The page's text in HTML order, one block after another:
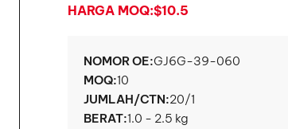
HARGA MOQ:$10.5
NOMOR OE:GJ6G-39-060
MOQ:10
JUMLAH/CTN:20/1
BERAT:1.0 - 2.5 kg